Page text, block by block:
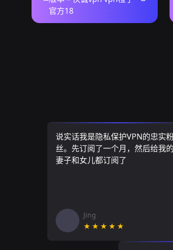
官方18
说实话我是隐私保护VPN的忠实
丝。先订阅了一个月，然后给我的
妻子和女儿都订阅了
Jing
★★★★★